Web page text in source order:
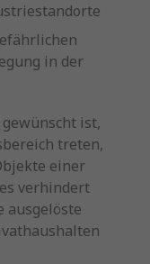
in der
ist,
treten,
einer
verhindert
ausgelöste